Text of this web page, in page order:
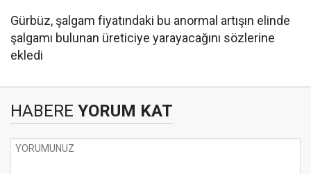
Gürbüz, şalgam fiyatındaki bu anormal artışın elinde
şalgamı bulunan üreticiye yarayacağını sözlerine
ekledi
HABERE YORUM KAT